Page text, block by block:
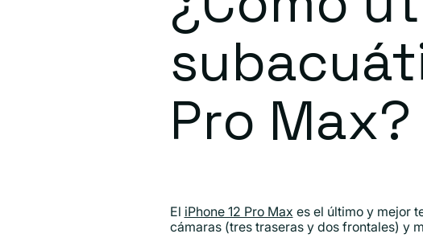
Pro Max?
El iPhone 12 Pro Max es el último y mejor
cámaras (tres traseras y dos frontales) y